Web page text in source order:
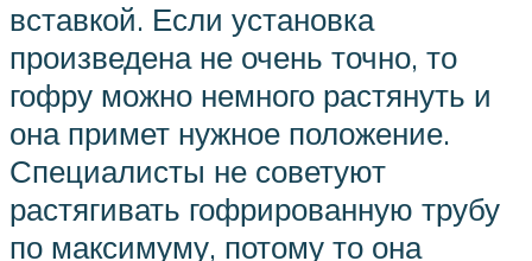
вставкой. Если установка
произведена не очень точно, то
гофру можно немного растянуть и
она примет нужное положение.
Специалисты не советуют
растягивать гофрированную трубу
по максимуму, потому то она